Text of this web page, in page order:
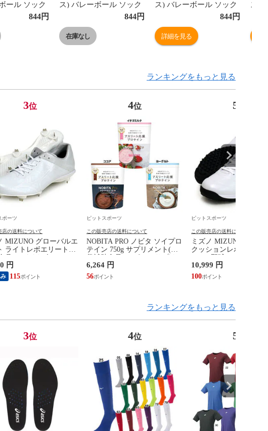
ール ソック
844円
ス) バレーボール ソック
844円
在庫なし
ス) バレーボール ソック
844円
詳細を見る
ス)
ランキングをもっと見る
3位
ポーツ
店の送料について
MIZUNO グローバルエ
ライトレボエリート2
具 スパイク 白 シュー
24SS (11GM241001)
円
115
4位
ピットスポーツ
この販売店の送料について
NOBITA PRO ノビタ ソイプロ
テイン 750g サプリメント(栄
養補助食品) スポーツサプリメ
ント プロテイン
23FW(FD0008)
6,264 円
56
5
ピットスポーツ
この販売店の送料について
ミズノ MIZUNO ミズノ
クッションレボプロ ト
ー RS 野球 ソフトボー
セックス トレーニング
ズ ワイド 25AW
10,999 円
100
ランキングをもっと見る
3位 4位 5